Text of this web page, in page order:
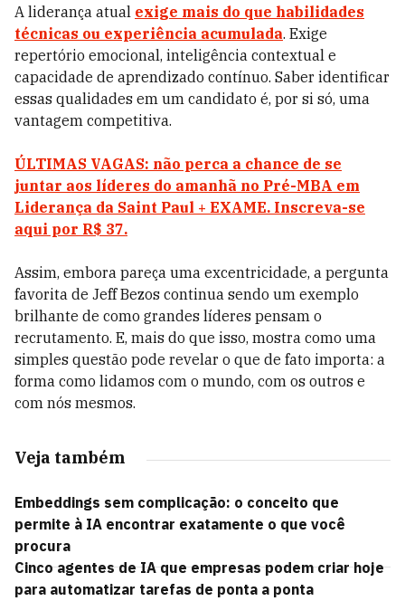
A liderança atual exige mais do que habilidades
técnicas ou experiência acumulada. Exige
repertório emocional, inteligência contextual e
capacidade de aprendizado contínuo. Saber identificar
essas qualidades em um candidato é, por si só, uma
vantagem competitiva.
ÚLTIMAS VAGAS: não perca a chance de se
juntar aos líderes do amanhã no Pré-MBA em
Liderança da Saint Paul + EXAME. Inscreva-se
aqui por R$ 37.
Assim, embora pareça uma excentricidade, a pergunta
favorita de Jeff Bezos continua sendo um exemplo
brilhante de como grandes líderes pensam o
recrutamento. E, mais do que isso, mostra como uma
simples questão pode revelar o que de fato importa: a
forma como lidamos com o mundo, com os outros e
com nós mesmos.
Veja também
Embeddings sem complicação: o conceito que
permite à IA encontrar exatamente o que você
procura
Cinco agentes de IA que empresas podem criar hoje
para automatizar tarefas de ponta a ponta